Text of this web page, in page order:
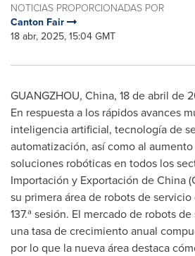
NOTICIAS PROPORCIONADAS POR
Canton Fair
18 abr, 2025, 15:04 GMT
GUANGZHOU, China, 18 de abril de
En respuesta a los rápidos avances
inteligencia artificial, tecnología de
automatización, así como al
soluciones robóticas en todos los
Importación y Exportación deChina
su primera área de robots de servicio
137.ª sesión. El mercado de robots
una tasa de crecimiento anual
por lo que la nueva área destaca